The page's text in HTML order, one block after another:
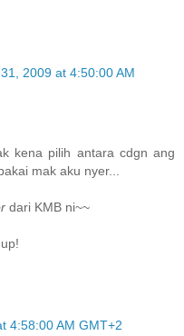
2009 at 4:50:00 AM
kena pilih antara cdgn ang
mak aku nyer...
dari KMB ni~~
4:58:00 AM GMT+2